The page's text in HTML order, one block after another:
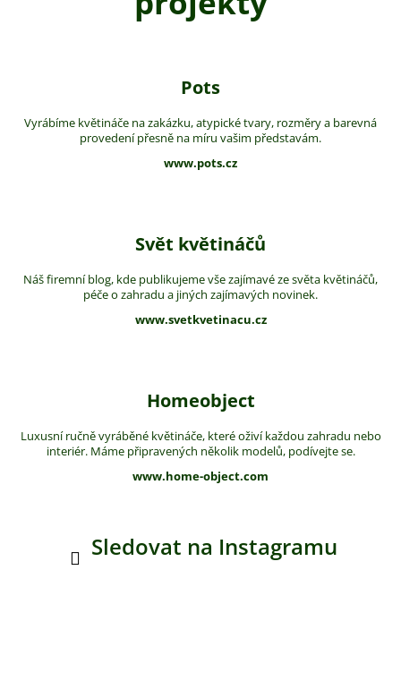
Pots
Vyrábíme květináče na zakázku, atypické tvary, rozměry a barevná
provedení přesně na míru vašim představám.
www.pots.cz
Svět květináčů
Náš firemní blog, kde publikujeme vše zajímavé ze světa květináčů,
péče o zahradu a jiných zajímavých novinek.
www.svetkvetinacu.cz
Homeobject
Luxusní ručně vyráběné květináče, které oživí každou zahradu nebo
interiér. Máme připravených několik modelů, podívejte se.
www.home-object.com
Sledovat na Instagramu